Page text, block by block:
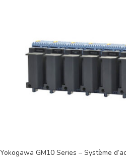
Yokogawa GM10 Series – Système